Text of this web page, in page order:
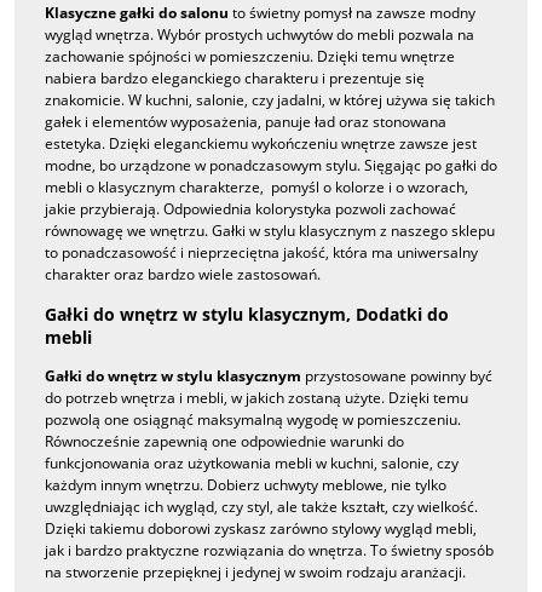
Klasyczne gałki do salonu to świetny pomysł na zawsze modny
wygląd wnętrza. Wybór prostych uchwytów do mebli pozwala na
zachowanie spójności w pomieszczeniu. Dzięki temu wnętrze
nabiera bardzo eleganckiego charakteru i prezentuje się
znakomicie. W kuchni, salonie, czy jadalni, w której używa się takich
gałek i elementów wyposażenia, panuje ład oraz stonowana
estetyka. Dzięki eleganckiemu wykończeniu wnętrze zawsze jest
modne, bo urządzone w ponadczasowym stylu. Sięgając po gałki do
mebli o klasycznym charakterze, pomyśl o kolorze i o wzorach,
jakie przybierają. Odpowiednia kolorystyka pozwoli zachować
równowagę we wnętrzu. Gałki w stylu klasycznym z naszego sklepu
to ponadczasowość i nieprzeciętna jakość, która ma uniwersalny
charakter oraz bardzo wiele zastosowań.
Gałki do wnętrz w stylu klasycznym, Dodatki do
mebli
Gałki do wnętrz w stylu klasycznym przystosowane powinny być
do potrzeb wnętrza i mebli, w jakich zostaną użyte. Dzięki temu
pozwolą one osiągnąć maksymalną wygodę w pomieszczeniu.
Równocześnie zapewnią one odpowiednie warunki do
funkcjonowania oraz użytkowania mebli w kuchni, salonie, czy
każdym innym wnętrzu. Dobierz uchwyty meblowe, nie tylko
uwzględniając ich wygląd, czy styl, ale także kształt, czy wielkość.
Dzięki takiemu doborowi zyskasz zarówno stylowy wygląd mebli,
jak i bardzo praktyczne rozwiązania do wnętrza. To świetny sposób
na stworzenie przepięknej i jedynej w swoim rodzaju aranżacji.